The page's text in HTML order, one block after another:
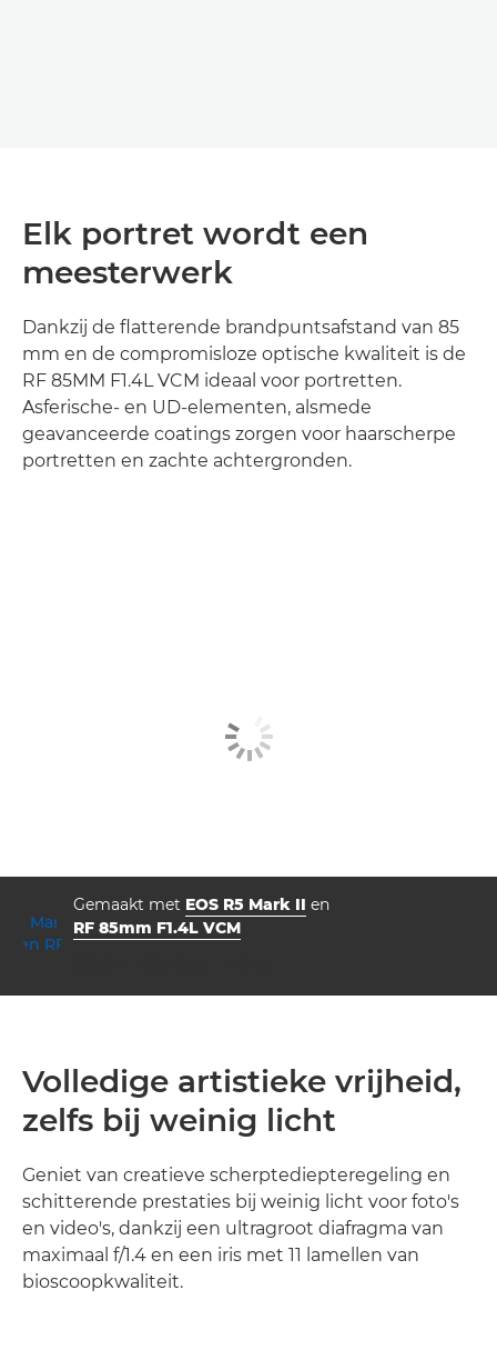
Gemaakt met EOS R5 Mark II en
RF 85mm F1.4L VCM
Elk portret wordt een
meesterwerk
Dankzij de flatterende brandpuntsafstand van 85
mm en de compromisloze optische kwaliteit is de
RF 85MM F1.4L VCM ideaal voor portretten.
Asferische- en UD-elementen, alsmede
geavanceerde coatings zorgen voor haarscherpe
portretten en zachte achtergronden.
Volledige artistieke vrijheid,
zelfs bij weinig licht
Geniet van creatieve scherptediepteregeling en
schitterende prestaties bij weinig licht voor foto's
en video's, dankzij een ultragroot diafragma van
maximaal f/1.4 en een iris met 11 lamellen van
bioscoopkwaliteit.